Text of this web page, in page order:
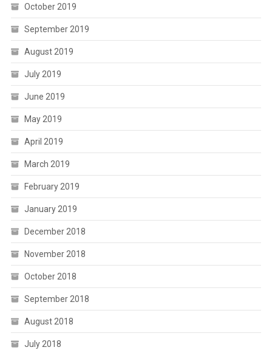
October 2019
September 2019
August 2019
July 2019
June 2019
May 2019
April 2019
March 2019
February 2019
January 2019
December 2018
November 2018
October 2018
September 2018
August 2018
July 2018